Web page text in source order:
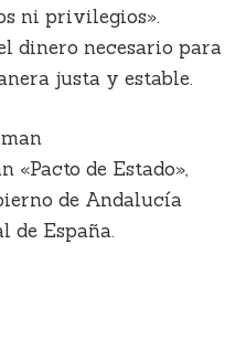
ni privilegios».
dinero necesario para
justa y estable.
«Pacto de Estado»,
de Andalucía
de España.